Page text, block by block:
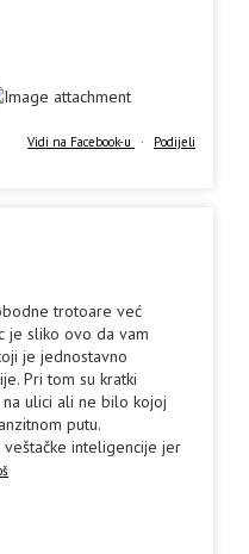
Vidi na Facebook-u · Podijeli
trotoare već
je sliko ovo da vam
je jednostavno
Pri tom su kratki
ulici ali ne bilo kojoj
putu.
inteligencije jer